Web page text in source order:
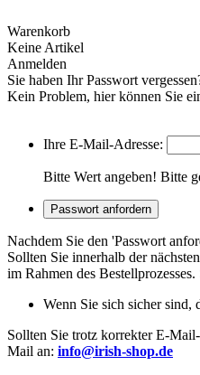
Warenkorb
Keine Artikel
Anmelden
Sie haben Ihr Passwort
Kein Problem, hier können Sie
Ihre E-Mail-Adresse:
Bitte Wert angeben! Bitte
Passwort anfordern
Nachdem Sie den 'Passwort
Sollten Sie innerhalb der
im Rahmen des
Wenn Sie sich sicher sind,
Sollten Sie trotz korrekter E-
Mail an: info@irish-shop.de